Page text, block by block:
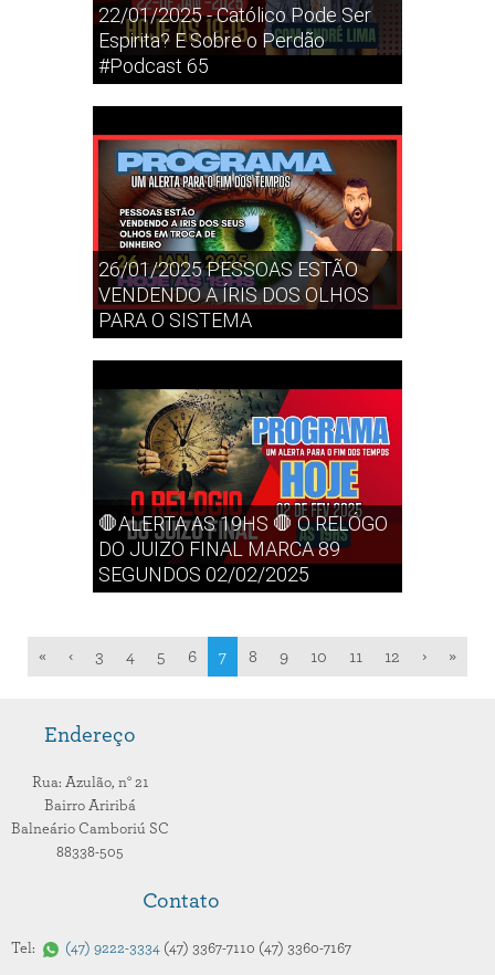
22/01/2025 - Católico Pode Ser
Espirita? E Sobre o Perdão
#Podcast 65
26/01/2025 PESSOAS ESTÃO
VENDENDO A ÍRIS DOS OLHOS
PARA O SISTEMA
🛑ALERTA AS 19HS 🛑 O RELÓGO
DO JUIZO FINAL MARCA 89
SEGUNDOS 02/02/2025
« ‹ 3 4 5 6 7 8 9 10 11 12 › »
Endereço
Rua: Azulão, n° 21
Bairro Ariribá
Balneário Camboriú SC
88338-505
Contato
Tel: 47 9222-3334 47 3367-7110 47 3360-7167